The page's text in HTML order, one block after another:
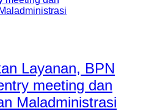
Layanan, BPN
meeting dan
Maladministrasi